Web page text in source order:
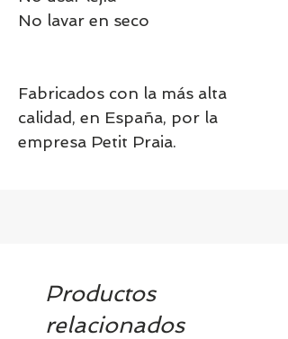
No lavar en seco
Fabricados con la más alta
calidad, en España, por la
empresa Petit Praia.
Productos
relacionados